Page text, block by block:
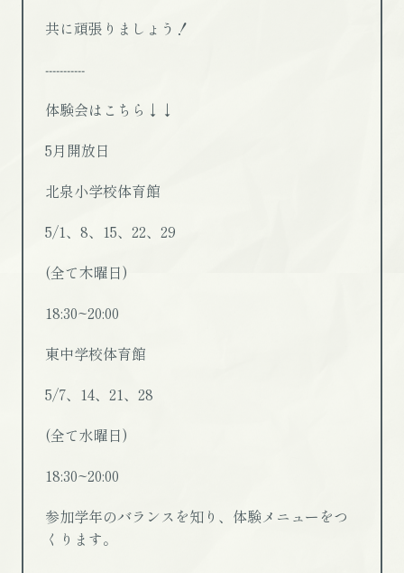
共に頑張りましょう！
‐‐‐‐‐‐‐‐‐‐‐
体験会はこちら↓↓
5月開放日
北泉小学校体育館
5/1、8、15、22、29
(全て木曜日)
18:30~20:00
東中学校体育館
5/7、14、21、28
(全て水曜日)
18:30~20:00
参加学年のバランスを知り、体験メニューをつ
くります。